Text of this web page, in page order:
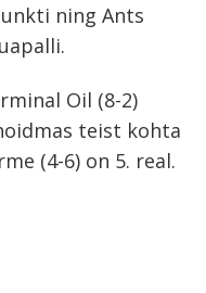
ning Ants
Oil (8-2)
teist kohta
(4-6) on 5. real.